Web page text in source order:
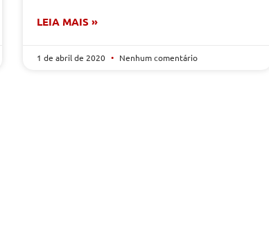
LEIA MAIS »
1 de abril de 2020 Nenhum comentário